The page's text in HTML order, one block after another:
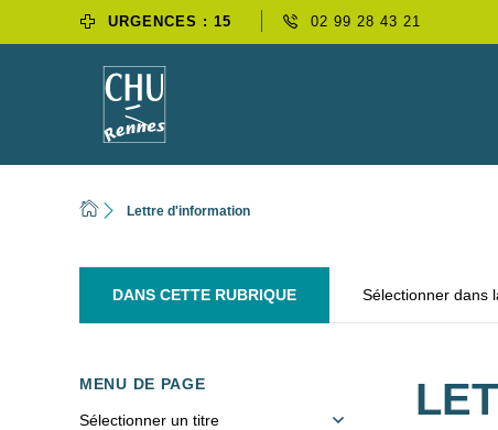
URGENCES : 15 02 99 28 43 21
Lettre d'information
DANS CETTE RUBRIQUE Sélectionner dans
MENU DE PAGE
Sélectionner un titre